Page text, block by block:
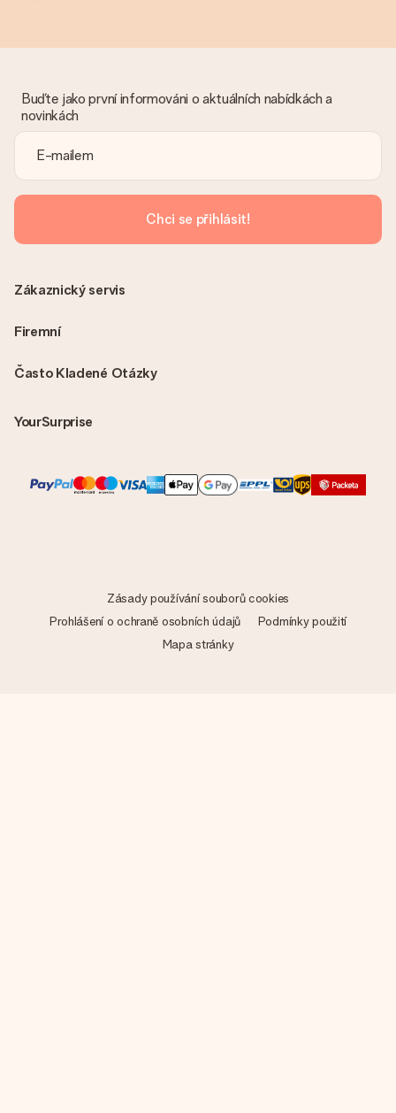
Buďte jako první informováni o aktuálních nabídkách a
novinkách
Chci se přihlásit!
Často Kladené Otázky
YourSurprise
Zákaznický servis
Firemní
Zásady používání souborů cookies
Prohlášení o ochraně osobních údajů
Podmínky použití
Mapa stránky